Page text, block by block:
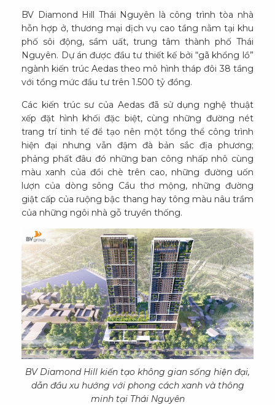
BV Diamond Hill Thái Nguyên là công trình tòa nhà
hỗn hợp ở, thương mại dịch vụ cao tầng nằm tại khu
phố sôi động, sầm uất, trung tâm thành phố Thái
Nguyên. Dự án được đầu tư thiết kế bởi “gã khổng lồ”
ngành kiến trúc Aedas theo mô hình tháp đôi 38 tầng
với tổng mức đầu tư trên 1.500 tỷ đồng.
Các kiến trúc sư của Aedas đã sử dụng nghệ thuật
xếp đặt hình khối đặc biệt, cùng những đường nét
trang trí tinh tế để tạo nên một tổng thể công trình
hiện đại nhưng vẫn đậm đà bản sắc địa phương;
phảng phất đâu đó những ban công nhấp nhô cùng
màu xanh của đồi chè trên cao, những đường uốn
lượn của dòng sông Cầu thơ mộng, những đường
giật cấp của ruộng bậc thang hay tông màu nâu trầm
của những ngôi nhà gỗ truyền thống.
BV Diamond Hill kiến tạo không gian sống hiện đại,
dẫn đầu xu hướng với phong cách xanh và thông
minh tại Thái Nguyên